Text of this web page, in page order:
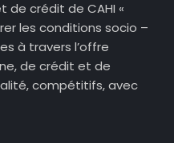
de crédit de CAHI «
les conditions socio –
à travers l’offre
de crédit et de
compétitifs, avec